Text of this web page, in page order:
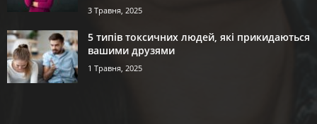
3 Травня, 2025
5 типів токсичних людей, які прикидаються
вашими друзями
1 Травня, 2025